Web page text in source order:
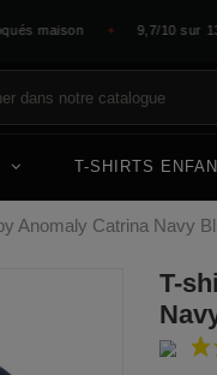
maison ✦ 9,7/10 sur 1398
T-SHIRTS
Anomaly Catrina Navy
T-